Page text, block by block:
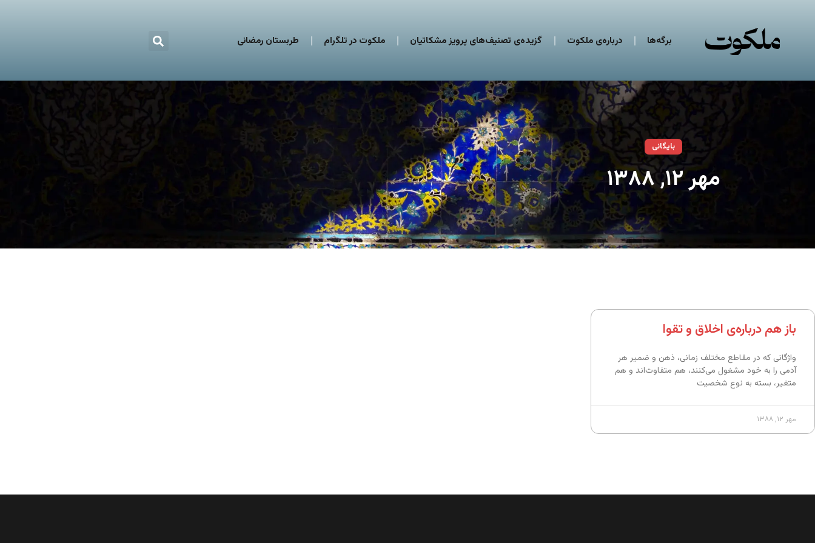
برگه‌ها درباره‌ی ملکوت گزیده‌ی تصنیف‌های پرویز مشکاتیان ملکوت در تلگرام طربستان رمضانی
بایگانی
مهر ۱۲, ۱۳۸۸
باز هم درباره‌ی اخلاق و تقوا
واژگانی که در مقاطع مختلف زمانی، ذهن و ضمیر هر
آدمی را به خود مشغول می‌کنند، هم متفاوت‌اند و هم
متغیر، بسته به نوع شخصیت
مهر ۱۲, ۱۳۸۸